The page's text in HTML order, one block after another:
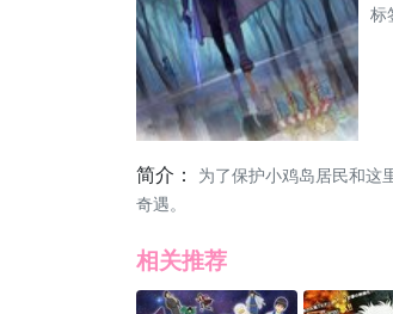
标
简介：
为了保护小鸡岛居民和这
奇遇。
相关推荐